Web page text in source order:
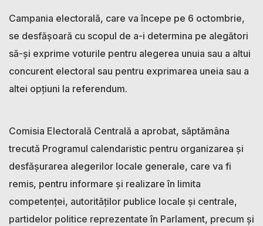
Campania electorală, care va începe pe 6 octombrie,
se desfășoară cu scopul de a-i determina pe alegători
să-și exprime voturile pentru alegerea unuia sau a altui
concurent electoral sau pentru exprimarea uneia sau a
altei opțiuni la referendum.
Comisia Electorală Centrală a aprobat, săptămâna
trecută Programul calendaristic pentru organizarea și
desfășurarea alegerilor locale generale, care va fi
remis, pentru informare și realizare în limita
competenței, autorităților publice locale și centrale,
partidelor politice reprezentate în Parlament, precum și